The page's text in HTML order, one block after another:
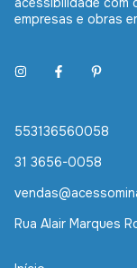
empresas e obras
553136560058
31 3656-0058
Rua Alair Marques